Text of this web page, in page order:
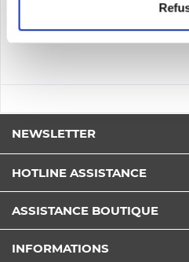
NEWSLETTER
HOTLINE ASSISTANCE
ASSISTANCE BOUTIQUE
INFORMATIONS